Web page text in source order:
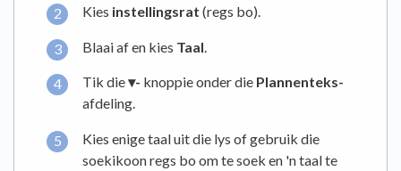
Kies instellingsrat (regs bo).
Blaai af en kies Taal
Tik die▾- knoppie onder die Plannenteks-
afdeling.
Kies enige taal uit die lys of gebruik die
soekikoon regs bo om te soek en 'n taal te